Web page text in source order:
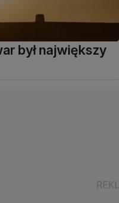
był największy